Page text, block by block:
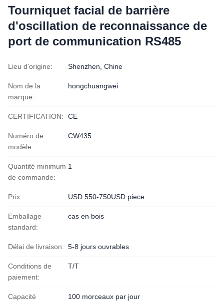
Tourniquet facial de barrière
d'oscillation de reconnaissance de
port de communication RS485
Lieu d'origine: Shenzhen, Chine
Nom de la
marque:
hongchuangwei
CERTIFICATION: CE
Numéro de
modèle:
CW435
Quantité minimum
de commande:
1
Prix: USD 550-750USD piece
Emballage
standard:
cas en bois
Délai de livraison: 5-8 jours ouvrables
Conditions de
paiement:
T/T
Capacité
100 morceaux par jour